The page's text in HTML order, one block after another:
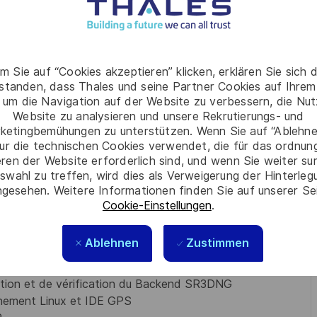
Sie auf “Cookies akzeptieren” klicken, erklären Sie sich
dass Thales und seine Partner Cookies auf
um die Navigation auf der Website zu verbessern, die
Website zu analysieren und unsere Rekrutierungs- und
zu unterstützen. Wenn Sie auf
die technischen Cookies verwendet, die für das
der Website erforderlich sind, und wenn Sie weiter
zu treffen, wird dies als Verweigerung der
Weitere Informationen finden Sie auf unserer
Cookie-Einstellungen.
Ablehnen Zustimmen
du traitement de signal et du traitement de données,
objets évoluant dans l’espace aérien.
Backend, à savoir:
de solution en coingénierie avec les équipes radar
pour le produit Backend SR3DNG
Backend sous un environnement Linux et IDE
et de vérification du Backend SR3DNG
Linux et IDE GPS